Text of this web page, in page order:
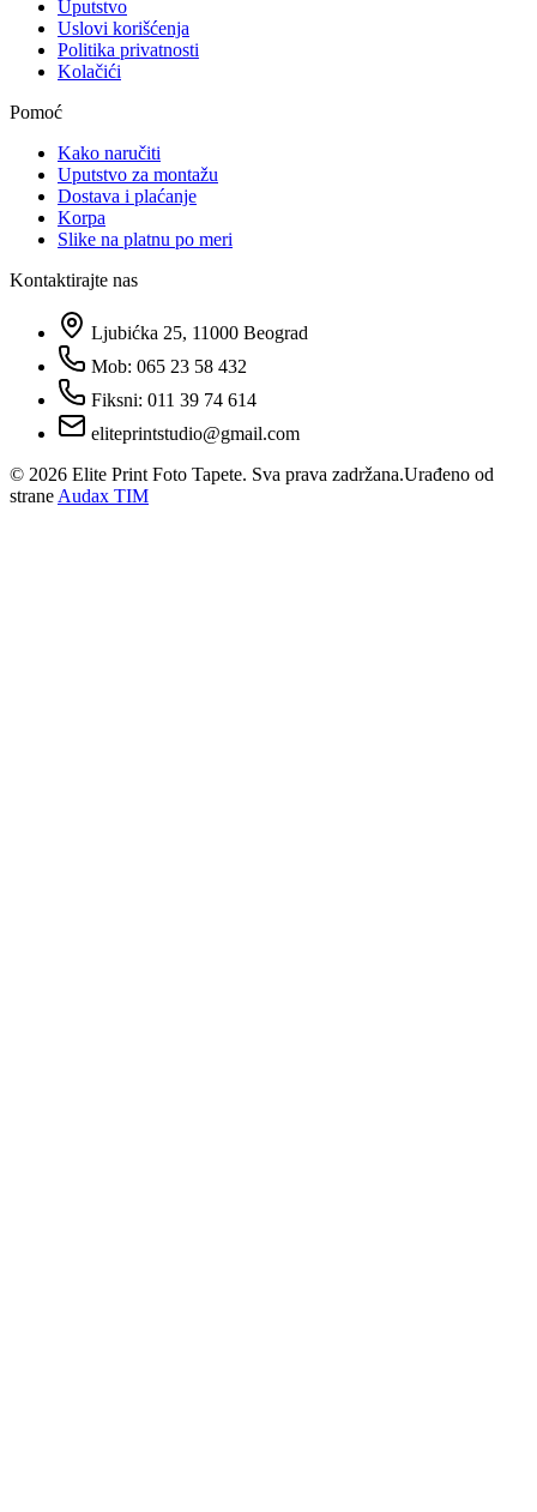
Uputstvo
Uslovi korišćenja
Politika privatnosti
Kolačići
Pomoć
Kako naručiti
Uputstvo za montažu
Dostava i plaćanje
Korpa
Slike na platnu po meri
Kontaktirajte nas
Ljubićka 25, 11000 Beograd
Mob: 065 23 58 432
Fiksni: 011 39 74 614
eliteprintstudio@gmail.com
© 2026 Elite Print Foto Tapete. Sva prava zadržana.Urađeno od
strane Audax TIM